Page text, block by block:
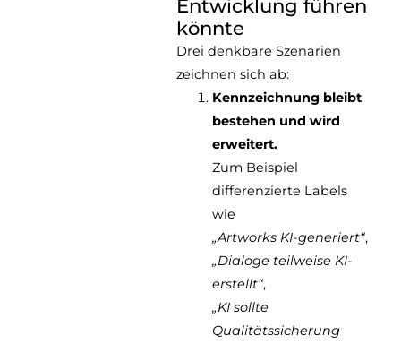
Entwicklung führen
könnte
Drei denkbare Szenarien
zeichnen sich ab:
Kennzeichnung bleibt
bestehen und wird
erweitert.
Zum Beispiel
differenzierte Labels
wie
„Artworks KI-generiert“,
„Dialoge teilweise KI-
erstellt“,
„KI sollte
Qualitätssicherung